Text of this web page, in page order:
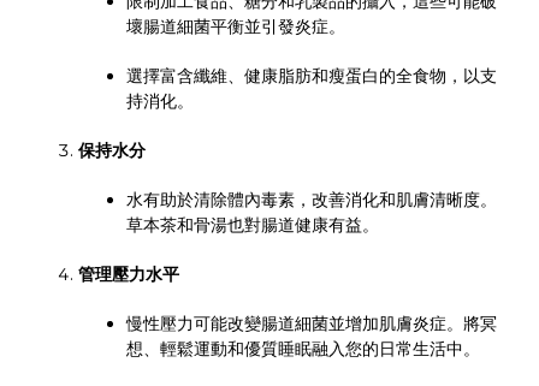
壞腸道細菌平衡並引發炎症。
選擇富含纖維、健康脂肪和瘦蛋白的全食物，以支
持消化。
保持水分
水有助於清除體內毒素，改善消化和肌膚清晰度。
草本茶和骨湯也對腸道健康有益。
管理壓力水平
慢性壓力可能改變腸道細菌並增加肌膚炎症。將冥
想、輕鬆運動和優質睡眠融入您的日常生活中。